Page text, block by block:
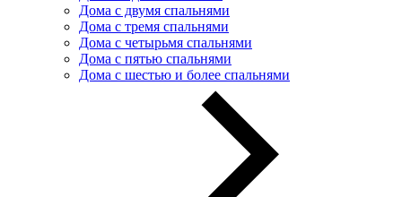
Дома с двумя спальнями
Дома с тремя спальнями
Дома с четырьмя спальнями
Дома с пятью спальнями
Дома с шестью и более спальнями